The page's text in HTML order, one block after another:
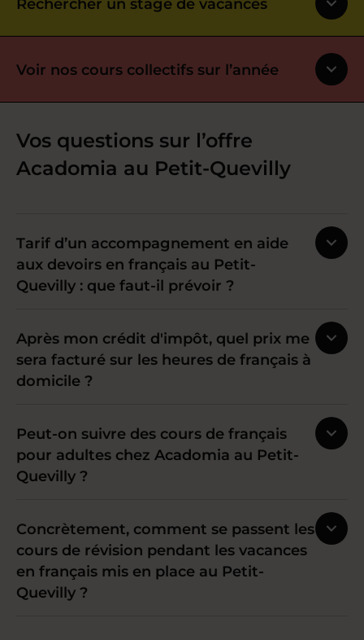
Rechercher un stage de vacances
Voir nos cours collectifs sur l’année
Vos questions sur l’offre
Acadomia au Petit-Quevilly
Tarif d’un accompagnement en aide
aux devoirs en français au Petit-
Quevilly : que faut-il prévoir ?
Après mon crédit d'impôt, quel prix me
sera facturé sur les heures de français à
domicile ?
Peut-on suivre des cours de français
pour adultes chez Acadomia au Petit-
Quevilly ?
Concrètement, comment se passent les
cours de révision pendant les vacances
en français mis en place au Petit-
Quevilly ?